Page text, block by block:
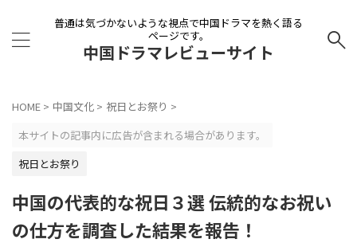
普通は気づかないような視点で中国ドラマを熱く語る
ページです。
中国ドラマレビューサイト
HOME > 中国文化 > 祝日とお祭り >
本サイトの記事内に広告が含まれる場合があります。
祝日とお祭り
中国の代表的な祝日３選 伝統的なお祝い
の仕方を調査した結果を報告！